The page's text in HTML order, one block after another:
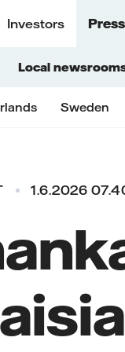
Investors
Local
Sweden
1.6.2026